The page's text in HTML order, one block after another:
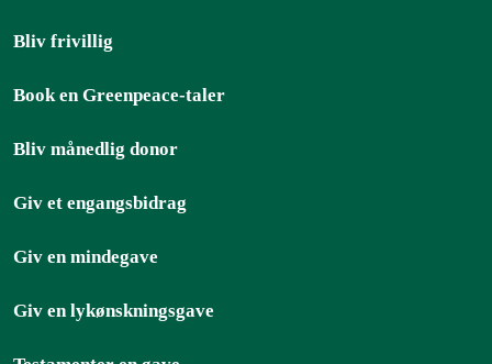
Bliv frivillig
Book en Greenpeace-taler
Bliv månedlig donor
Giv et engangsbidrag
Giv en mindegave
Giv en lykønskningsgave